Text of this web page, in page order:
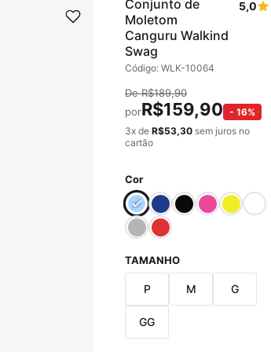
Conjunto de
Moletom
Canguru Walkind
Swag
Código: WLK-10064
5,0
DeR$189,90
porR$159,90 - 16%
3x de R$53,30 sem juros no
cartão
Cor
TAMANHO
P M G
GG